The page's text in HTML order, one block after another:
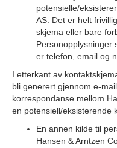
potensielle/
AS. Det er helt
skjema eller bare
Personopplysninger
er telefon, email og
I etterkant av
bli generert gjennom e-
korrespondanse mellom
en potensiell/eksisterende
En annen kilde til
Hansen & Arntzen